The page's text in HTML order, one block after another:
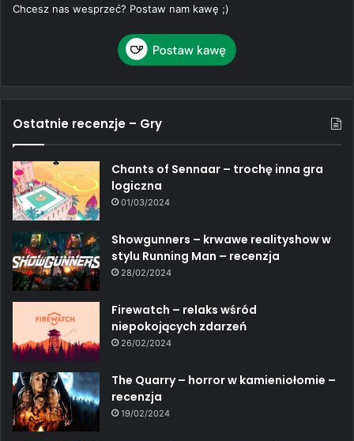
Chcesz nas wesprzeć? Postaw nam kawę ;)
Ostatnie recenzje – Gry
Chants of Sennaar – trochę inna gra
logiczna
01/03/2024
Showgunners – krwawe realityshow w
stylu Running Man – recenzja
28/02/2024
Firewatch – relaks wśród
niepokojących zdarzeń
26/02/2024
The Quarry – horror w kamieniołomie –
recenzja
19/02/2024